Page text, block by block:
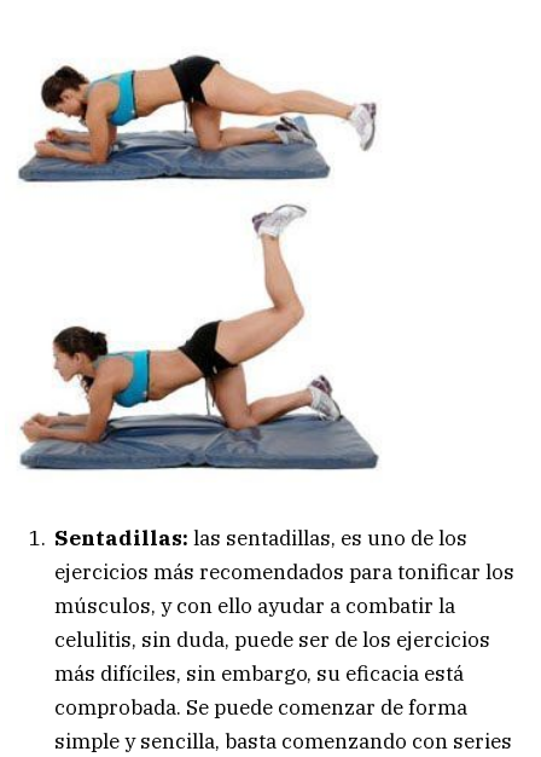
Sentadillas: las sentadillas, es uno de los
ejercicios más recomendados para tonificar los
músculos, y con ello ayudar a combatir la
celulitis, sin duda, puede ser de los ejercicios
más difíciles, sin embargo, su eficacia está
comprobada. Se puede comenzar de forma
simple y sencilla, basta comenzando con series